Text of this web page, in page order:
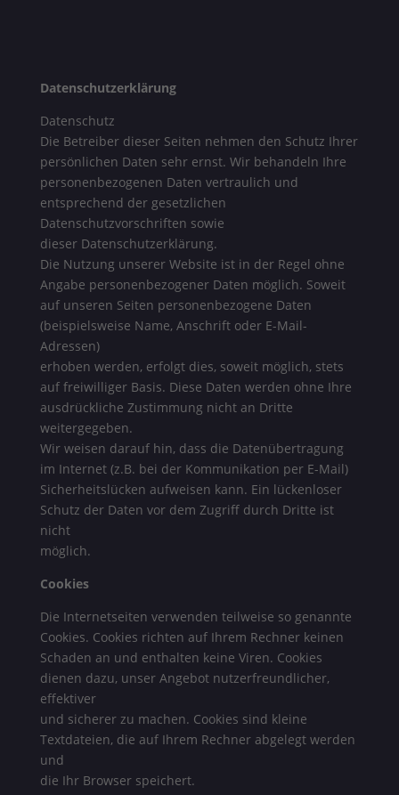
Datenschutzerklärung
Datenschutz
Die Betreiber dieser Seiten nehmen den Schutz Ihrer
persönlichen Daten sehr ernst. Wir behandeln Ihre
personenbezogenen Daten vertraulich und
entsprechend der gesetzlichen
Datenschutzvorschriften sowie
dieser Datenschutzerklärung.
Die Nutzung unserer Website ist in der Regel ohne
Angabe personenbezogener Daten möglich. Soweit
auf unseren Seiten personenbezogene Daten
(beispielsweise Name, Anschrift oder E-Mail-
Adressen)
erhoben werden, erfolgt dies, soweit möglich, stets
auf freiwilliger Basis. Diese Daten werden ohne Ihre
ausdrückliche Zustimmung nicht an Dritte
weitergegeben.
Wir weisen darauf hin, dass die Datenübertragung
im Internet (z.B. bei der Kommunikation per E-Mail)
Sicherheitslücken aufweisen kann. Ein lückenloser
Schutz der Daten vor dem Zugriff durch Dritte ist
nicht
möglich.
Cookies
Die Internetseiten verwenden teilweise so genannte
Cookies. Cookies richten auf Ihrem Rechner keinen
Schaden an und enthalten keine Viren. Cookies
dienen dazu, unser Angebot nutzerfreundlicher,
effektiver
und sicherer zu machen. Cookies sind kleine
Textdateien, die auf Ihrem Rechner abgelegt werden
und
die Ihr Browser speichert.